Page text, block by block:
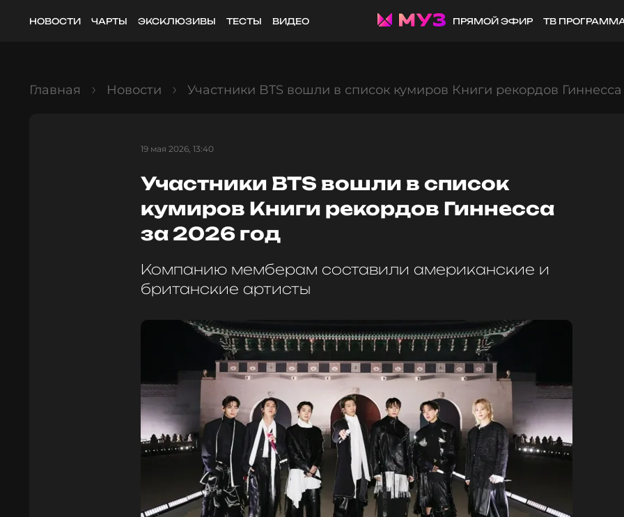
НОВОСТИ ЧАРТЫ ЭКСКЛЮЗИВЫ ТЕСТЫ ВИДЕО ПРЯМОЙ ЭФИР ТВ
Главная Новости Участники BTS вошли в список кумиров Книги рекордов Гиннесса
19 мая 2026, 13:40
Участники BTS вошли в список
кумиров Книги рекордов Гиннесса
за 2026 год
Компанию мемберам составили американские и
британские артисты